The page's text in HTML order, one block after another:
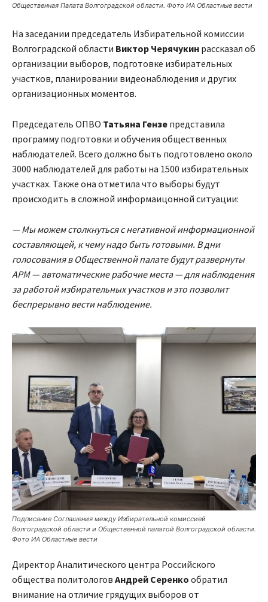
Общественная Палата Волгоградской области. Фото ИА Областные вести
На заседании председатель Избирательной комиссии
Волгоградской области Виктор Черячукин рассказал об
организации выборов, подготовке избирательных
участков, планировании видеонаблюдения и других
организационных моментов.
Председатель ОПВО Татьяна Гензе представила
программу подготовки и обучения общественных
наблюдателей. Всего должно быть подготовлено около
3000 наблюдателей для работы на 1500 избирательных
участках. Также она отметила что выборы будут
происходить в сложной информаицонной ситуации:
— Мы можем столкнуться с негативной информационной
составляющей, к чему надо быть готовыми. В дни
голосования в Общественной палате будут развернуты
АРМ — автоматические рабочие места — для наблюдения
за работой избирательных участков и это позволит
беспрерывно вести наблюдение.
Подписание Соглашения между Избирательной комиссией
Волгоградской области и Общественной палатой Волгоградской области.
Фото ИА Областные вести
Директор Аналитического центра Российского
общества политологов Андрей Серенко обратил
внимание на отличие грядущих выборов от